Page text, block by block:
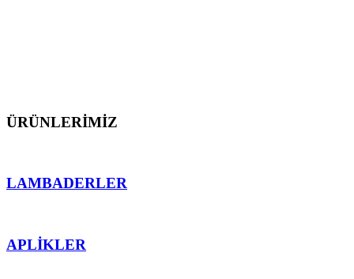
ÜRÜNLERİMİZ
LAMBADERLER
APLİKLER